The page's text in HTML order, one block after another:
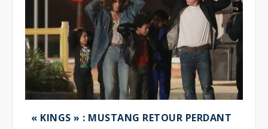
« KINGS » : MUSTANG RETOUR PERDANT